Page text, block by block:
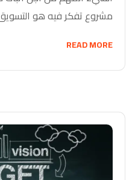
مشروع تفكر فيه هو
READ MORE